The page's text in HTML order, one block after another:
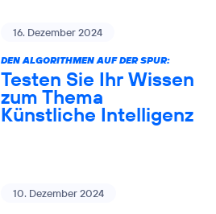
16. Dezember 2024
DEN ALGORITHMEN AUF DER SPUR:
Testen Sie Ihr Wissen
zum Thema
Künstliche Intelligenz
10. Dezember 2024